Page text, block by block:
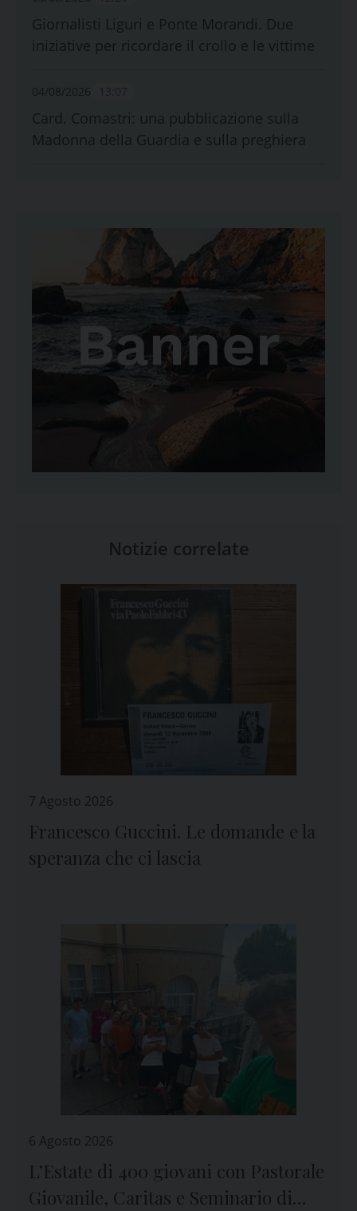
Giornalisti Liguri e Ponte Morandi. Due
iniziative per ricordare il crollo e le vittime
04/08/2026
Card. Comastri: una pubblicazione sulla
Madonna della Guardia e sulla preghiera
Notizie correlate
7 Agosto 2026
Francesco Guccini. Le domande e la
speranza che ci lascia
6 Agosto 2026
L’Estate di 400 giovani con Pastorale
Giovanile, Caritas e Seminario di